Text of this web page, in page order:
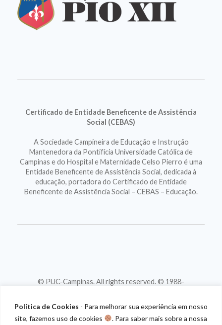
Política de Cookies - Para melhorar sua experiência em nosso
site, fazemos uso de cookies
. Para saber mais sobre a nossa
Certificado de Entidade Beneficente de Assistência
Social (CEBAS)
A Sociedade Campineira de Educação e Instrução
Mantenedora da Pontifícia Universidade Católica de
Campinas e do Hospital e Maternidade Celso Pierro é uma
Entidade Beneficente de Assistência Social, dedicada à
educação, portadora do Certificado de Entidade
Beneficente de Assistência Social – CEBAS – Educação.
© PUC-Campinas. All rights reserved. © 1988-